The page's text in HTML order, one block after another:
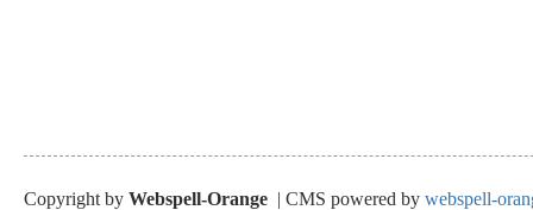
Copyright by Webspell-Orange | CMS powered by webspell-